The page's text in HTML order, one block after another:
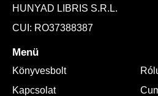
HUNYAD LIBRIS S.R.L.
CUI: RO37388387
Menü
Könyvesbolt
Kapcsolat